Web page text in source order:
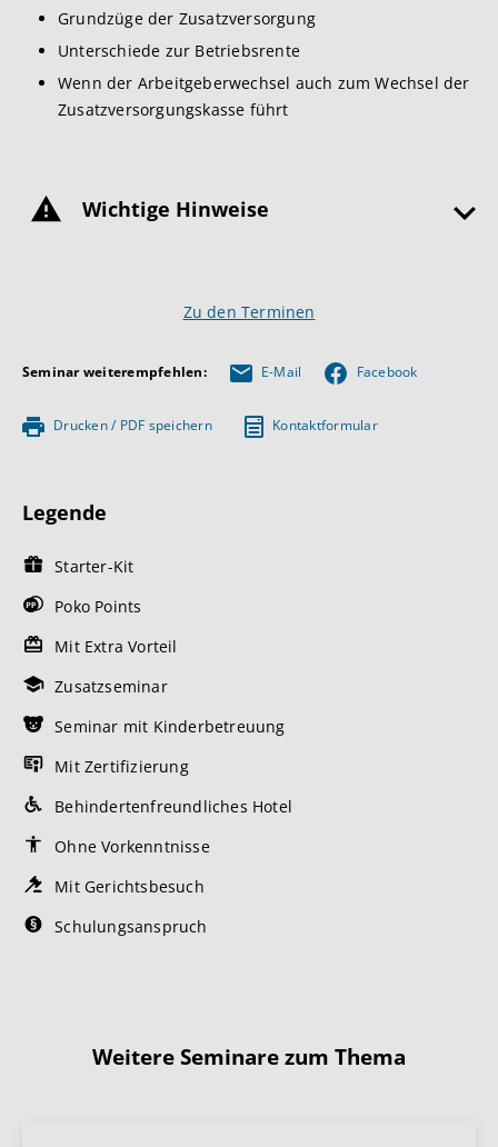
Grundzüge der Zusatzversorgung
Unterschiede zur Betriebsrente
Wenn der Arbeitgeberwechsel auch zum Wechsel der
Zusatzversorgungskasse führt
Wichtige Hinweise
Zu den Terminen
Seminar weiterempfehlen: E-Mail Facebook
Drucken / PDF speichern Kontaktformular
Legende
Starter-Kit
Poko Points
Mit Extra Vorteil
Zusatzseminar
Seminar mit Kinderbetreuung
Mit Zertifizierung
Behindertenfreundliches Hotel
Ohne Vorkenntnisse
Mit Gerichtsbesuch
Schulungsanspruch
Weitere Seminare zum Thema